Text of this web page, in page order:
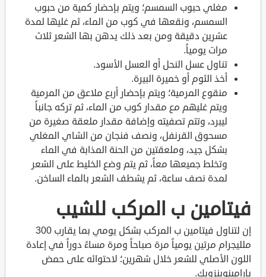
مغلي حبوب السمسم؛ ويتم بإحضار كمية من حبوب
السمسم، ونقعها في كوب من الماء، ثم غليها لمدة
عشرين دقيقة ومن بعد ذلك يدهن بها الشعر ثلاث
مرات يومياً.
تناول عسل النحل أو العسل الأسود.
أخذ الثوم أو خميرة البيرة.
منقوع المرمية؛ ويتم بإحضار أربع ملاعق من المرمية
ويتم غليهم مع مقدار كوب من الماء، ثم تركه جانباً
ليبرد، وتتم تصفيته وإضافة مقدار ملعقة صغيرة من
مسحوق القرنفل، ونصف فنجان من الشاي المغلي
بشكل جيد، وملعقتين من الحنة المذابة في الماء
وتخلط جميعها معاً، ثم يتم وضع الخليط على الشعر
لمدة نصف ساعة، ثم يشطف الشعر بالماء الساخن.
فيتامين ب المركب للشيب
إن لتناول فيتامين ب المركب بشكل يومي بما يقارب 300
ملليجرام مرتين يومياً مرة صباحاً ومرة مساءً دوراً في إعادة
اللون الأصلي للشعر خلال شهرين؛ لاحتوائه على حمض
بارامينوبنزويك.